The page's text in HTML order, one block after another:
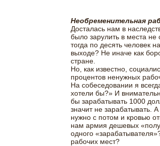
Необременительная
Досталась нам в
было зарулить в места
тогда по десять человек
выходе? Не иначе как
стране.
Но, как известно,
процентов ненужных
На собеседовании я
хотели бы?» И
бы зарабатывать 1000
значит не зарабатывать.
нужно с потом и кровью
нам армия дешевых
одного
рабочих мест?